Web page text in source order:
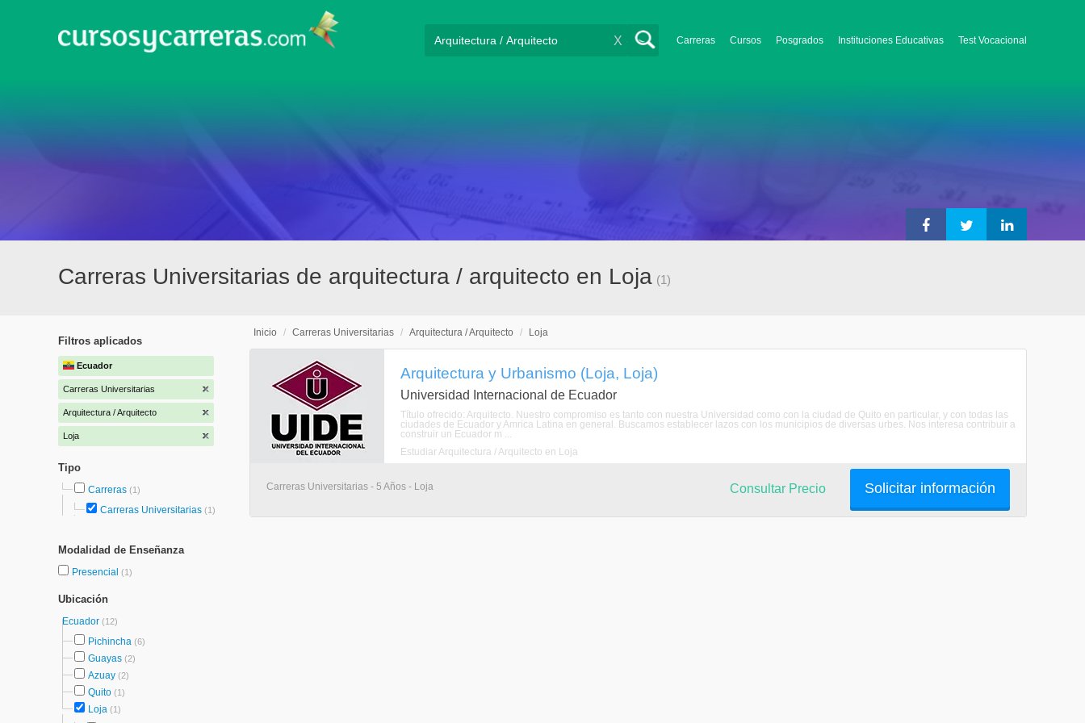
Carreras Cursos Posgrados Instituciones Educativas Test Vocacional
X
Carreras Universitarias de arquitectura / arquitecto en Loja (1)
Filtros aplicados
Ecuador
Carreras Universitarias
Arquitectura / Arquitecto
Loja
Tipo
Carreras (1)
Carreras Universitarias (1)
Modalidad de Enseñanza
Presencial (1)
Ubicación
Ecuador (12)
Pichincha (6)
Guayas (2)
Azuay (2)
Quito (1)
Loja (1)
Inicio / Carreras Universitarias / Arquitectura / Arquitecto / Loja
Arquitectura y Urbanismo (Loja, Loja)
Universidad Internacional de Ecuador
Título ofrecido: Arquitecto. Nuestro compromiso es tanto con nuestra Universidad como con la ciudad de Quito en particular, y con todas las
ciudades de Ecuador y Amrica Latina en general. Buscamos establecer lazos con los municipios de diversas urbes. Nos interesa contribuir a
construir un Ecuador m ...
Estudiar Arquitectura / Arquitecto en Loja
Carreras Universitarias - 5 Años - Loja Solicitar información
Consultar Precio